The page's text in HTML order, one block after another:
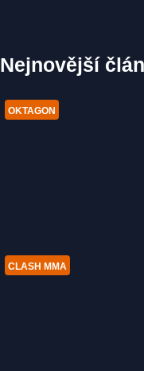
Nejnovější
OKTAGON
CLASH MMA